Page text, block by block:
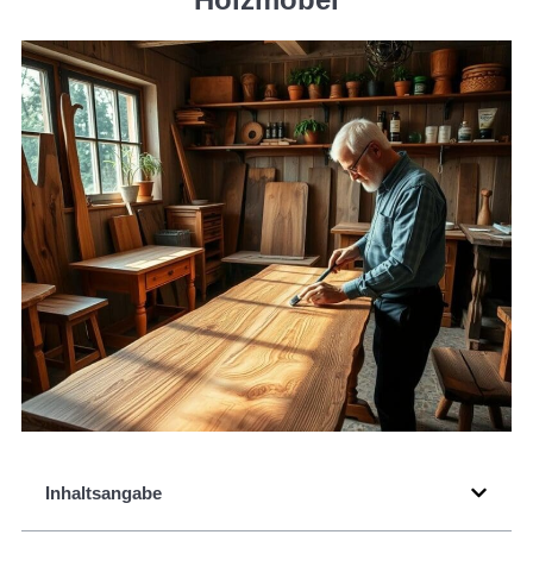
Inhaltsangabe